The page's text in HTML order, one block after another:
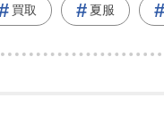
買取 夏服